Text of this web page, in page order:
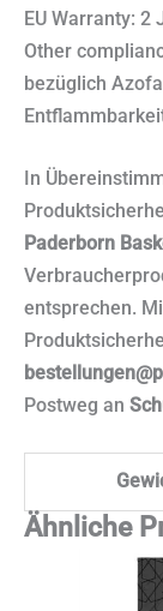
EU Warranty: 2
Other
bezüglich
In
Paderborn
entsprechen.
Postweg an
Ähnliche